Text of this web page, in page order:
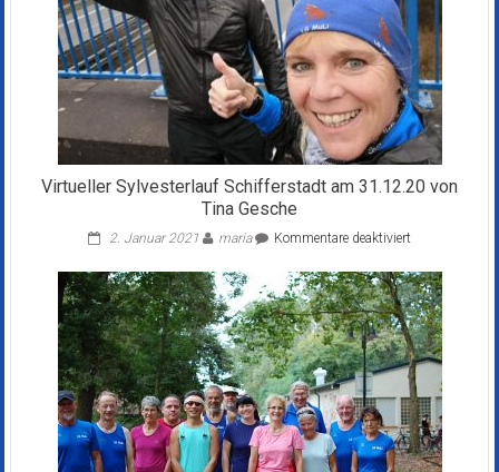
Virtueller Sylvesterlauf Schifferstadt am 31.12.20 von
Tina Gesche
2. Januar 2021 maria Kommentare deaktiviertfür
Sylvesterlauf
Schifferstadt
am
31.12.20
von
Tina
Gesche